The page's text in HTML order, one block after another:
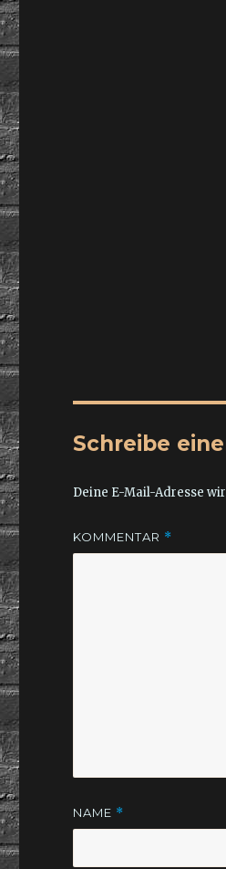
Schreibe
Deine E-Mail-Adresse
KOMMENTAR *
NAME *